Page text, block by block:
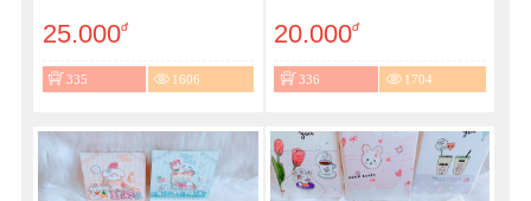
25.000đ
335 1606
20.000đ
336 1704